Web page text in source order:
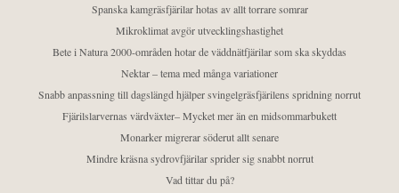
Spanska kamgräsfjärilar hotas av allt torrare somrar
Mikroklimat avgör utvecklingshastighet
Bete i Natura 2000-områden hotar de väddnätfjärilar som ska skyddas
Nektar – tema med många variationer
Snabb anpassning till dagslängd hjälper svingelgräsfjärilens spridning norrut
Fjärilslarvernas värdväxter– Mycket mer än en midsommarbukett
Monarker migrerar söderut allt senare
Mindre kräsna sydrovfjärilar sprider sig snabbt norrut
Vad tittar du på?